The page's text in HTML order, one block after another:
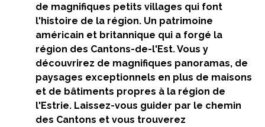
de magnifiques petits villages qui font
l'histoire de la région. Un patrimoine
américain et britannique qui a forgé la
région des Cantons-de-l'Est. Vous y
découvrirez de magnifiques panoramas, de
paysages exceptionnels en plus de maisons
et de bâtiments propres à la région de
l'Estrie. Laissez-vous guider par le chemin
des Cantons et vous trouverez